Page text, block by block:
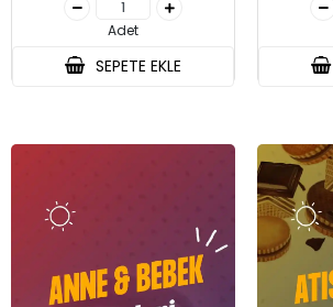
Adet
SEPETE EKLE